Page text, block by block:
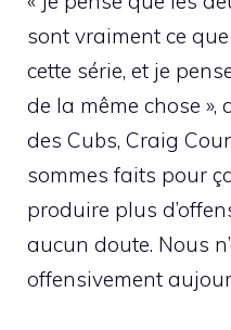
sont vraiment ce
cette série, et je
de la même chose
des Cubs, Craig
sommes faits pour
produire plus
aucun doute. Nous
offensivement